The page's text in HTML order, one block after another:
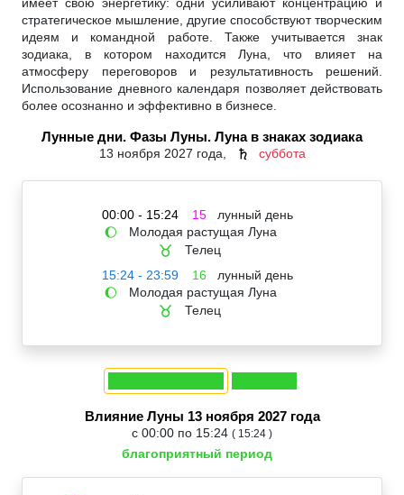
стратегическое мышление, другие способствуют творческим
идеям и командной работе. Также учитывается знак
зодиака, в котором находится Луна, что влияет на
атмосферу переговоров и результативность решений.
Использование дневного календаря позволяет действовать
более осознанно и эффективно в бизнесе.
Лунные дни. Фазы Луны. Луна в знаках зодиака
13 ноября 2027 года, ♄ суббота
00:00 - 15:24 15 лунный день
🌔 Молодая растущая Луна
♉
Телец
15:24 - 23:59
16 лунный день
🌔 Молодая растущая Луна
♉ Телец
Влияние Луны 13 ноября 2027 года
с 00:00 по 15:24 ( 15:24 )
благоприятный период